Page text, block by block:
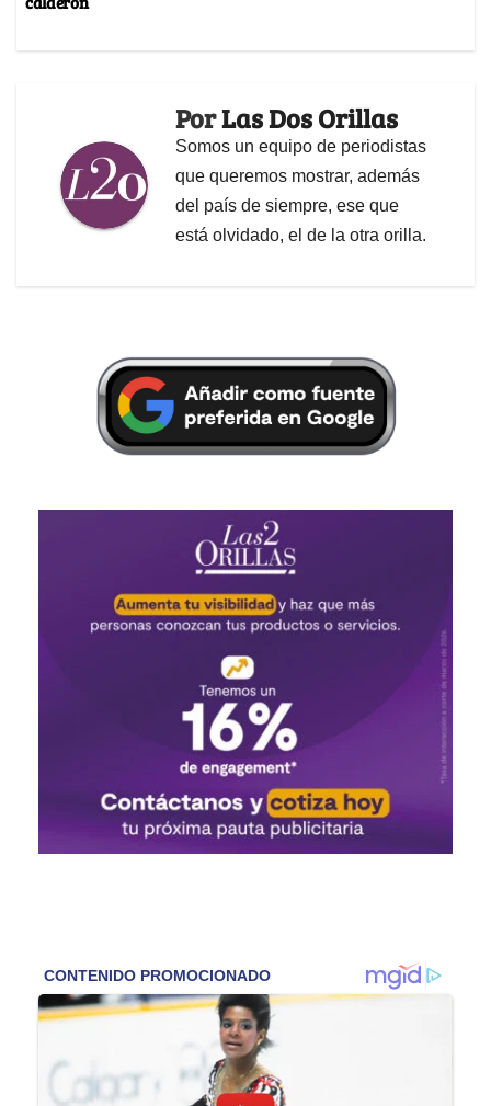
PorLas Dos Orillas
Somos un equipo de periodistas
que queremos mostrar, además
del país de siempre, ese que
está olvidado, el de la otra orilla.